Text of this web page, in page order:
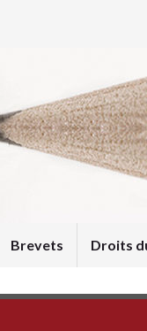
Brevets Droits